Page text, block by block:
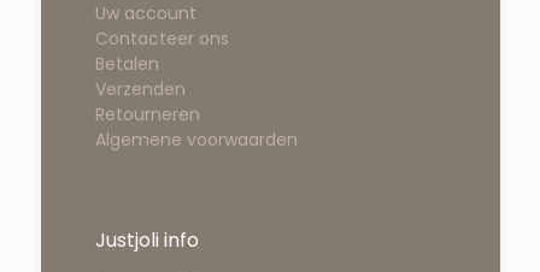
Uw account
Contacteer ons
Betalen
Verzenden
Retourneren
Algemene voorwaarden
Justjoli info